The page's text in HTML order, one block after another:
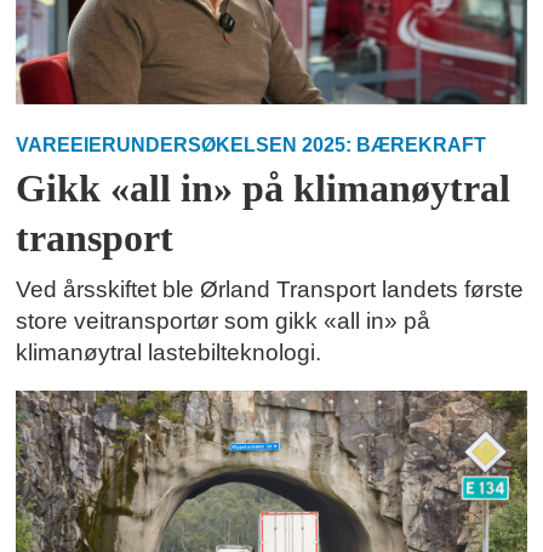
VAREEIERUNDERSØKELSEN 2025: BÆREKRAFT
Gikk «all in» på klimanøytral
transport
Ved årsskiftet ble Ørland Transport landets første
store veitransportør som gikk «all in» på
klimanøytral lastebilteknologi.